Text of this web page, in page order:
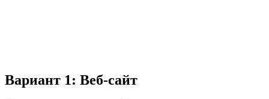
Вариант 1: Веб-сайт